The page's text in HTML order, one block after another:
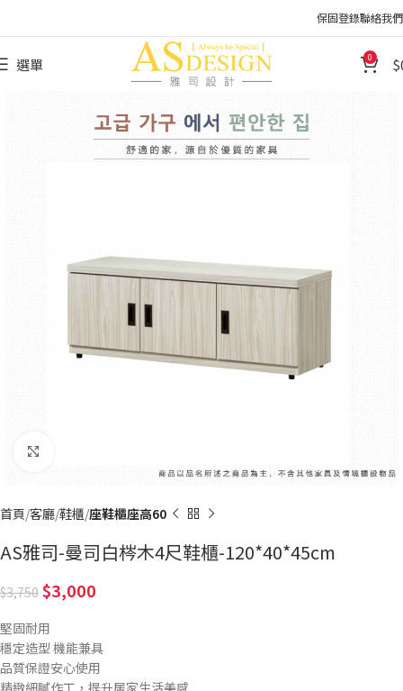
保固登錄聯絡我們
選單 0
首頁 客廳 鞋櫃 座鞋櫃座高60
AS雅司-曼司白梣木4尺鞋櫃-120*40*45cm
3,750 3,000
堅固耐用
穩定造型 機能兼具
品質保證安心使用
精緻細膩作工，提升居家生活美感